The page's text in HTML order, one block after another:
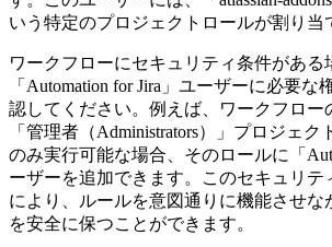
いう特定のプロジェクトロールが割り当
ワークフローにセキュリティ条件がある
「Automation for Jira」ユーザーに必要な
認してください。例えば、ワークフロー
「管理者（Administrators）」プロジェ
のみ実行可能な場合、そのロールに「
ーザーを追加できます。このセキュリテ
により、ルールを意図通りに機能させな
を安全に保つことができます。